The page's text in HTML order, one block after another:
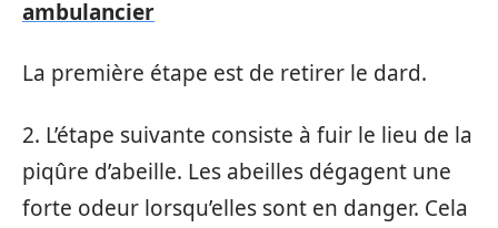
ambulancier
La première étape est de retirer le dard.
2. L’étape suivante consiste à fuir le lieu de la
piqûre d’abeille. Les abeilles dégagent une
forte odeur lorsqu’elles sont en danger. Cela